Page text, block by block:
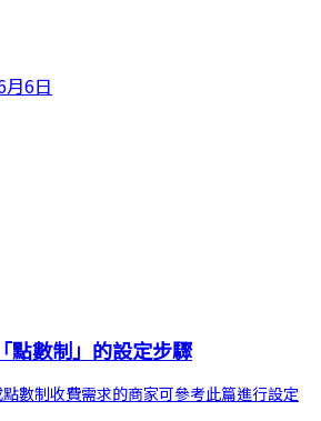
6日
點數制」的設定步驟
數制收費需求的商家可參考此篇進行設定